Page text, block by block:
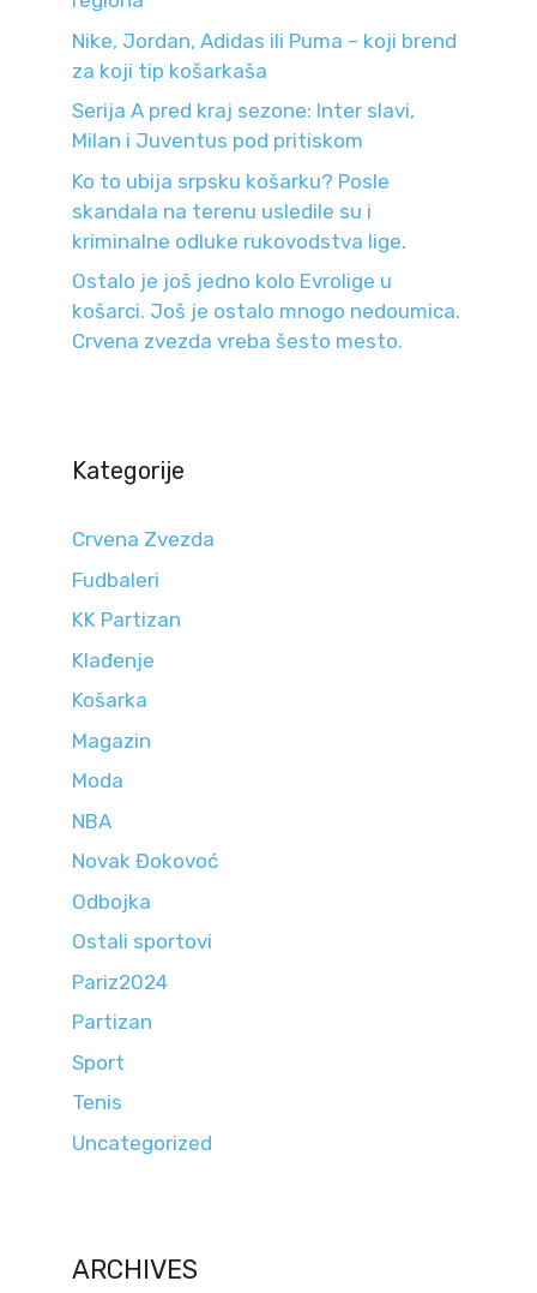
Nike, Jordan, Adidas ili Puma – koji brend
za koji tip košarkaša
Serija A pred kraj sezone: Inter slavi,
Milan i Juventus pod pritiskom
Ko to ubija srpsku košarku? Posle
skandala na terenu usledile su i
kriminalne odluke rukovodstva lige.
Ostalo je još jedno kolo Evrolige u
košarci. Još je ostalo mnogo nedoumica.
Crvena zvezda vreba šesto mesto.
Kategorije
Crvena Zvezda
Fudbaleri
KK Partizan
Klađenje
Košarka
Magazin
Moda
NBA
Novak Đokovoć
Odbojka
Ostali sportovi
Pariz2024
Partizan
Sport
Tenis
Uncategorized
ARCHIVES